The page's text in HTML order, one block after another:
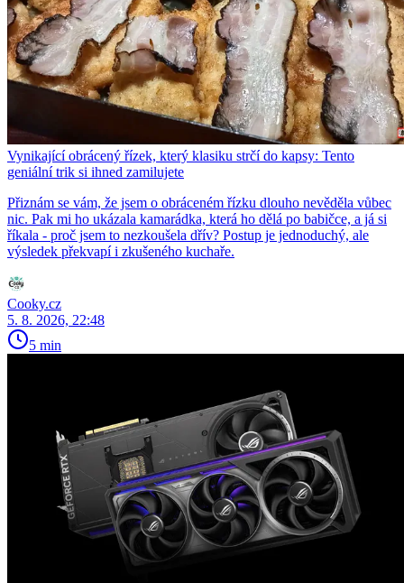
Vynikající obrácený řízek, který klasiku strčí do kapsy: Tento
geniální trik si ihned zamilujete
Přiznám se vám, že jsem o obráceném řízku dlouho nevěděla vůbec
nic. Pak mi ho ukázala kamarádka, která ho dělá po babičce, a já si
říkala - proč jsem to nezkoušela dřív? Postup je jednoduchý, ale
výsledek překvapí i zkušeného kuchaře.
Cooky.cz
5. 8. 2026, 22:48
5 min